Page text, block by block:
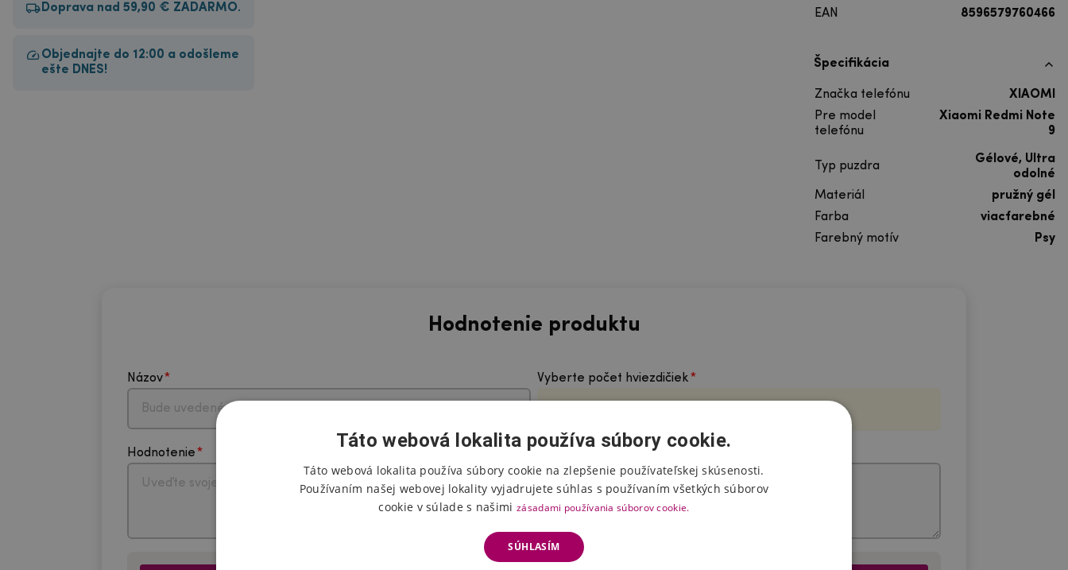
Doprava nad 59,90 € ZADARMO.
Objednajte do 12:00 a odošleme
ešte DNES!
EAN
8596579760466
Špecifikácia
Značka telefónu
XIAOMI
Pre model
telefónu
Xiaomi Redmi Note
9
Typ puzdra
Gélové, Ultra
odolné
Materiál
pružný gél
Farba
viacfarebné
Farebný motív
Psy
Hodnotenie produktu
Názov Vyberte počet hviezdičiek
Hodnotenie
Táto webová lokalita používa súbory cookie.
Táto webová lokalita používa súbory cookie na zlepšenie používateľskej skúsenosti.
Používaním našej webovej lokality vyjadrujete súhlas s používaním všetkých súborov
cookie v súlade s našimi zásadami používania súborov cookie.
SÚHLASÍM